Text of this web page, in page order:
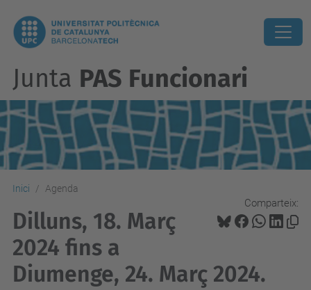
Junta PAS Funcionari
Inici Agenda
Comparteix:
Dilluns, 18. Març
2024 fins a
Diumenge, 24. Març 2024.